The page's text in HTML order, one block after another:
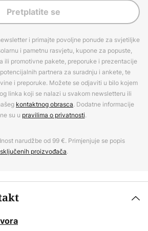
Pretplatite se
i primajte povoljne ponude za svjetiljke
i pametnu rasvjetu, kupone za popuste,
ili promotivne pakete, preporuke i prezentacije
partnera za suradnju i ankete, te
i preporuke. Možete se odjaviti u bilo kojem
linka koji se nalazi u svakom newsletteru ili
kontaktnog obrasca. Dodatne informacije
su u pravilima o privatnosti.
narudžbe od 99 €. Primjenjuje se popis
proizvođača.